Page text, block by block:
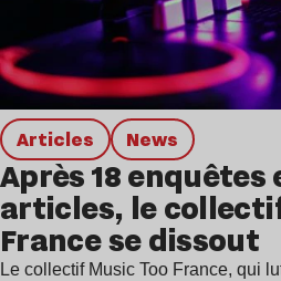
Articles news
Après 18 enquêtes
articles, le
France se dissout
Le collectif Music Too France, qui